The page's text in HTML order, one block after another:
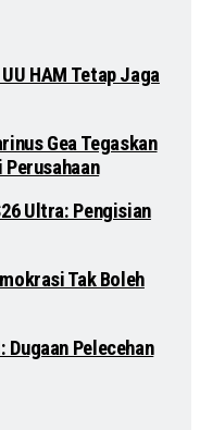
HAM Tetap Jaga
Gea Tegaskan
Perusahaan
Ultra: Pengisian
Tak Boleh
Dugaan Pelecehan